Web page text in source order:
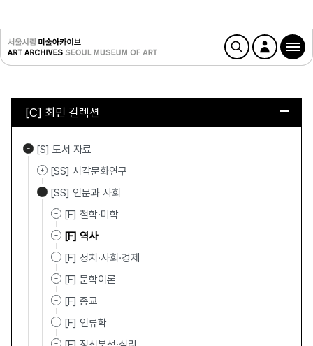
[C] 최민 컬렉션
[S] 도서 자료
[SS] 시각문화연구
[SS] 인문과 사회
[F] 철학·미학
[F] 역사
[F] 정치·사회·경제
[F] 문학이론
[F] 종교
[F] 인류학